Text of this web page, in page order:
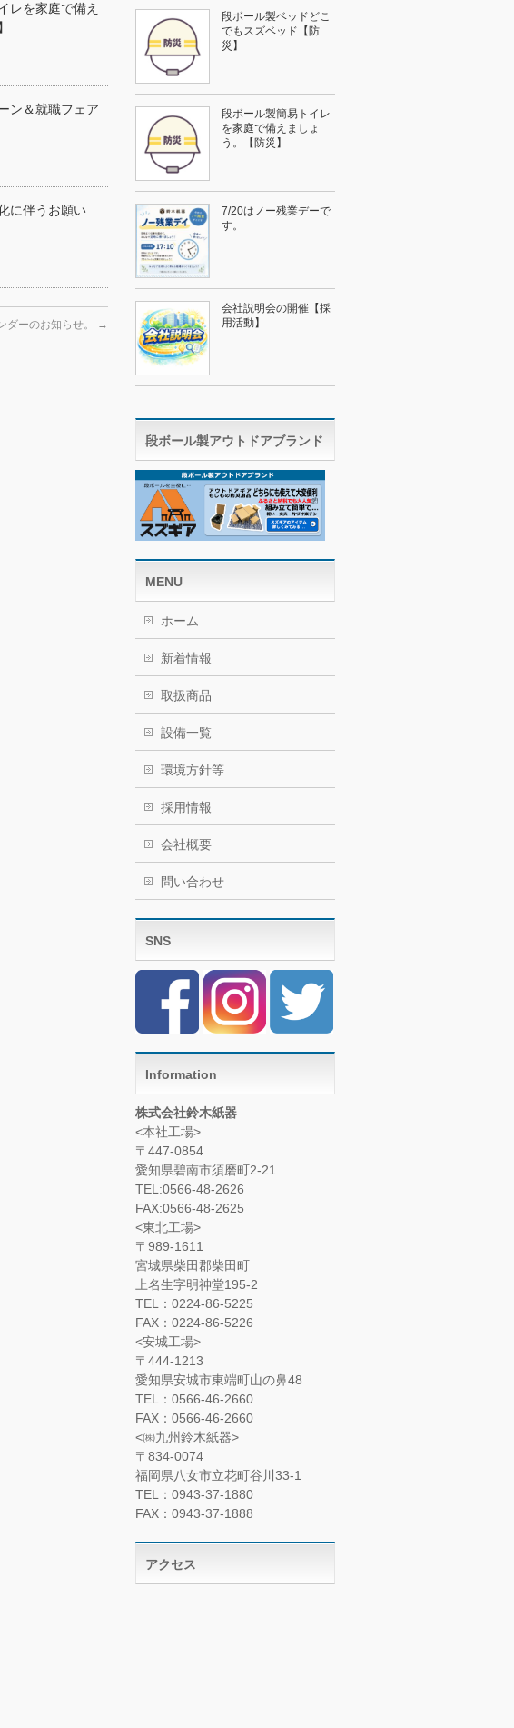
レを家庭で備え
ン＆就職フェア
に伴うお願い
ダーのお知らせ。 →
段ボール製ベッドどこ
でもスズベッド【防
災】
段ボール製簡易トイレ
を家庭で備えましょ
う。【防災】
7/20はノー残業デーで
す。
会社説明会の開催【採
用活動】
段ボール製アウトドアブランド
MENU
ホーム
新着情報
取扱商品
設備一覧
環境方針等
採用情報
会社概要
問い合わせ
SNS
Information
株式会社鈴木紙器
<本社工場>
〒447-0854
愛知県碧南市須磨町2-21
TEL:0566-48-2626
FAX:0566-48-2625
<東北工場>
〒989-1611
宮城県柴田郡柴田町
上名生字明神堂195-2
TEL：0224-86-5225
FAX：0224-86-5226
<安城工場>
〒444-1213
愛知県安城市東端町山の鼻48
TEL：0566-46-2660
FAX：0566-46-2660
<㈱九州鈴木紙器>
〒834-0074
福岡県八女市立花町谷川33-1
TEL：0943-37-1880
FAX：0943-37-1888
アクセス